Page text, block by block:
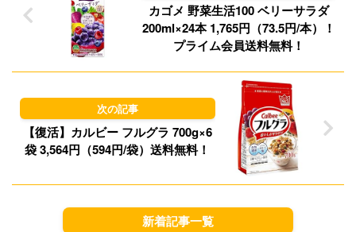
n
カゴメ 野菜生活100 ベリーサラダ
200ml×24本 1,765円（73.5円/本）！
プライム会員送料無料！
【復活】カルビー フルグラ 700g×6
袋 3,564円（594円/袋）送料無料！
新着記事一覧